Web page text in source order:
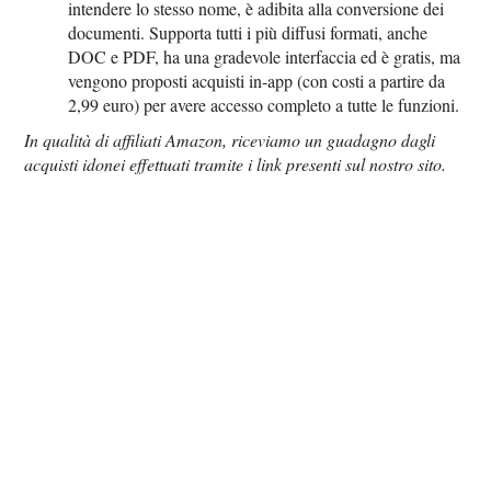
intendere lo stesso nome, è adibita alla conversione dei
documenti. Supporta tutti i più diffusi formati, anche
DOC e PDF, ha una gradevole interfaccia ed è gratis, ma
vengono proposti acquisti in-app (con costi a partire da
2,99 euro) per avere accesso completo a tutte le funzioni.
In qualità di affiliati Amazon, riceviamo un guadagno dagli
acquisti idonei effettuati tramite i link presenti sul nostro sito.